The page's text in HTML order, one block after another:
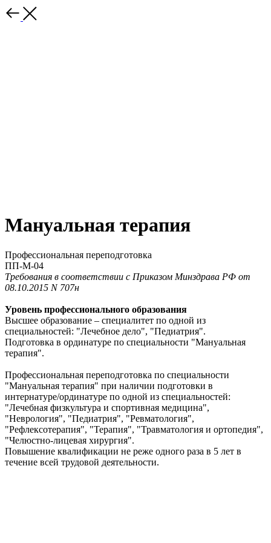
Мануальная терапия
Профессиональная переподготовка
ПП-М-04
Требования в соответствии с Приказом Минздрава РФ от
08.10.2015 N 707н
Уровень профессионального образования
Высшее образование – специалитет по одной из
специальностей: "Лечебное дело", "Педиатрия".
Подготовка в ординатуре по специальности "Мануальная
терапия".
Профессиональная переподготовка по специальности
"Мануальная терапия" при наличии подготовки в
интернатуре/ординатуре по одной из специальностей:
"Лечебная физкультура и спортивная медицина",
"Неврология", "Педиатрия", "Ревматология",
"Рефлексотерапия", "Терапия", "Травматология и ортопедия",
"Челюстно-лицевая хирургия".
Повышение квалификации не реже одного раза в 5 лет в
течение всей трудовой деятельности.